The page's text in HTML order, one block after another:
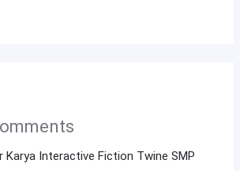
Karya Interactive Fiction Twine SMP